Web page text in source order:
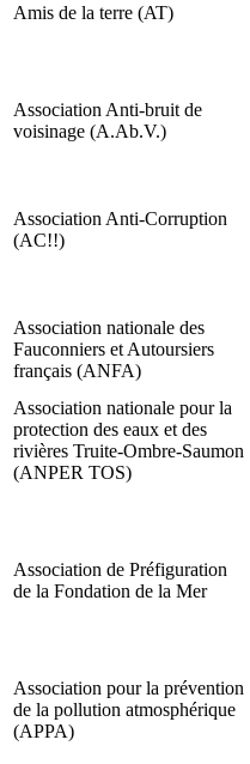
Amis de la terre (AT)
Association Anti-bruit de
voisinage (A.Ab.V.)
Association Anti-Corruption
(AC!!)
Association nationale des
Fauconniers et Autoursiers
français (ANFA)
Association nationale pour la
protection des eaux et des
rivières Truite-Ombre-Saumon
(ANPER TOS)
Association de Préfiguration
de la Fondation de la Mer
Association pour la prévention
de la pollution atmosphérique
(APPA)